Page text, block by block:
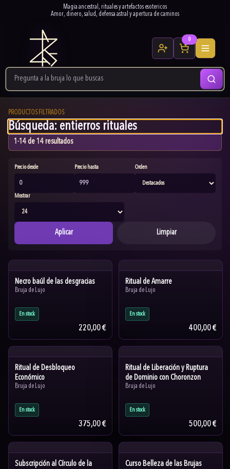
Magia ancestral, rituales y artefactos esotericos
Amor, dinero, salud, defensa astral y apertura de caminos
0
PRODUCTOS FILTRADOS
Búsqueda: entierros rituales
1-14 de 14 resultados
Precio desde Precio hasta Orden
Mostrar
Aplicar Limpiar
Necro baúl de las desgracias
Bruja de Lujo
En stock
220,00 €
Ritual de Amarre
Bruja de Lujo
En stock
400,00 €
Ritual de Desbloqueo
Económico
Bruja de Lujo
En stock
375,00 €
Ritual de Liberación y Ruptura
de Dominio con Choronzon
Bruja de Lujo
En stock
500,00 €
Subscripción al Círculo de la
Curso Belleza de las Brujas